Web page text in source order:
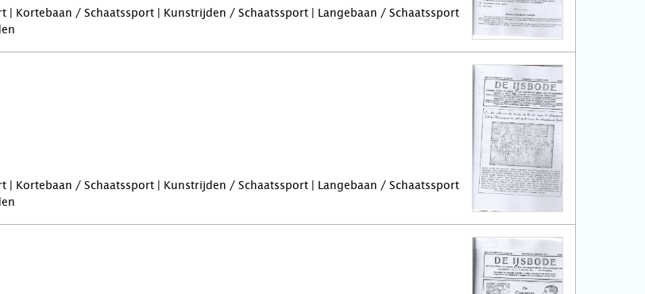
| Kortebaan / Schaatssport | Kunstrijden / Schaatssport | Langebaan / Schaatssport
| Kortebaan / Schaatssport | Kunstrijden / Schaatssport | Langebaan / Schaatssport